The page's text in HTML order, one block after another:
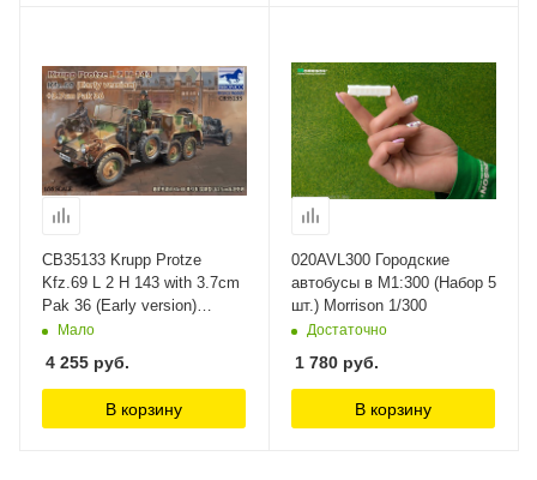
CB35133 Krupp Protze
Kfz.69 L 2 H 143 with 3.7cm
Pak 36 (Early version)
Bronco Models 1/35
Мало
4 255 руб.
В корзину
020AVL300 Городские
автобусы в М1:300 (Набор 5
шт.) Morrison 1/300
Достаточно
1 780 руб.
В корзину